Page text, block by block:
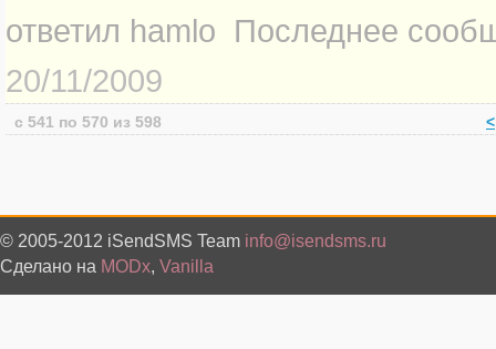
ответил hamlo Последнее
20/11/2009
с 541 по 570 из 598 <
© 2005-2012 iSendSMS Team info@isendsms.ru
Сделано на MODx, Vanilla